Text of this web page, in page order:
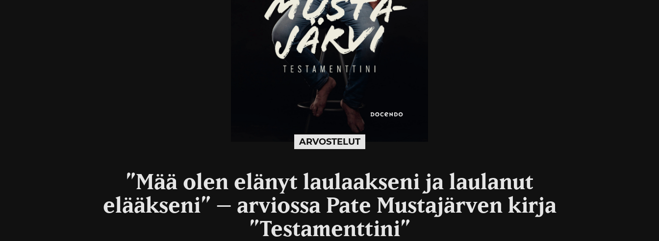
ARVOSTELUT
”Mää olen elänyt laulaakseni ja laulanut
elääkseni” – arviossa Pate Mustajärven kirja
”Testamenttini”